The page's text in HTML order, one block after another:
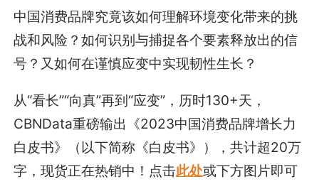
中国消费品牌究竟该如何理解环境变化带来的挑
战和风险？如何识别与捕捉各个要素释放出的信
号？又如何在谨慎应变中实现韧性生长？
从“看长”“向真”再到“应变”，历时130+天，
CBNData重磅输出《2023中国消费品牌增长力
白皮书》（以下简称《白皮书》），共计超20万
字，现货正在热销中！点击此处或下方图片即可